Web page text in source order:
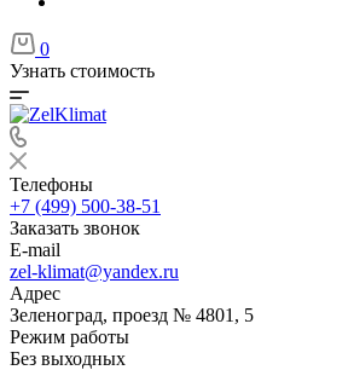
0
Узнать стоимость
Телефоны
+7 (499) 500-38-51
Заказать звонок
E-mail
zel-klimat@yandex.ru
Адрес
Зеленоград, проезд № 4801, 5
Режим работы
Без выходных